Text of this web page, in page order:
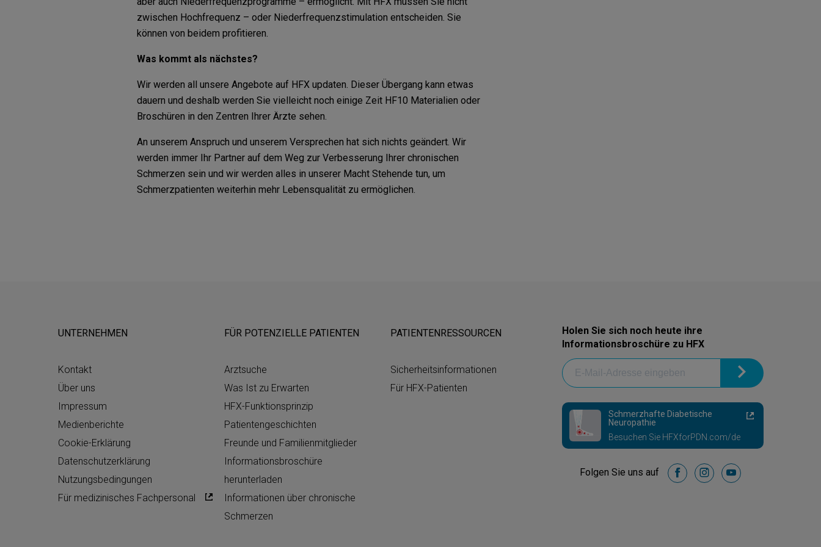
zwischen Hochfrequenz – oder Niederfrequenzstimulation entscheiden. Sie
können von beidem profitieren.
Was kommt als nächstes?
Wir werden all unsere Angebote auf HFX updaten. Dieser Übergang kann etwas
dauern und deshalb werden Sie vielleicht noch einige Zeit HF10 Materialien oder
Broschüren in den Zentren Ihrer Ärzte sehen.
An unserem Anspruch und unserem Versprechen hat sich nichts geändert. Wir
werden immer Ihr Partner auf dem Weg zur Verbesserung Ihrer chronischen
Schmerzen sein und wir werden alles in unserer Macht Stehende tun, um
Schmerzpatienten weiterhin mehr Lebensqualität zu ermöglichen.
UNTERNEHMEN
Kontakt
Über uns
Impressum
Medienberichte
Cookie-Erklärung
Datenschutzerklärung
Nutzungsbedingungen
Für medizinisches Fachpersonal
FÜR POTENZIELLE PATIENTEN
Arztsuche
Was Ist zu Erwarten
HFX-Funktionsprinzip
Patientengeschichten
Freunde und Familienmitglieder
Informationsbroschüre
herunterladen
Informationen über chronische
Schmerzen
PATIENTENRESSOURCEN
Sicherheitsinformationen
Für HFX-Patienten
Holen Sie sich noch heute ihre
Informationsbroschüre zu HFX
Schmerzhafte Diabetische
Neuropathie
Besuchen Sie HFXforPDN.com/de
Folgen Sie uns auf facebookinstagramyoutube